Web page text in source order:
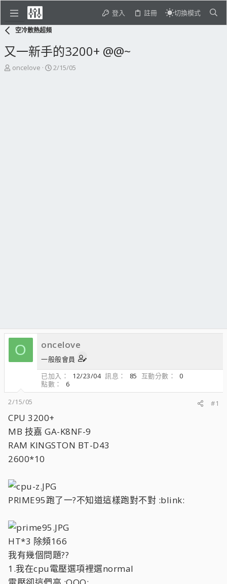
登入 註冊 切換模式
空冷散熱超頻
又一新手的3200+ @@~
主
oncelove
開
2/15/05
O oncelove
一般般會員
已加入
12/23/04 訊息 85 互動分數
0
點數
6
2/15/05
#1
CPU 3200+
MB 技嘉 GA-K8NF-9
RAM KINGSTON BT-D43
2600*10
PRIME95跑了一?不知道這樣跑對不對 :blink:
HT*3 除頻166
我有幾個問題??
1.我在cpu電壓選項裡選normal